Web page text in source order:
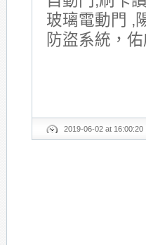
玻璃電動門 ,
防盜系統，
2019-06-02 at 16:00:20